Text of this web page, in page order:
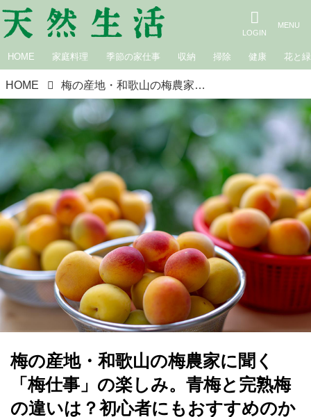
HOME 家庭料理 季節の家仕事 収納 掃除 健康 花と緑
HOME 梅の産地・和歌山の梅農家に聞く「梅仕事」の楽しみ。青梅と完熟梅の違いは？初心者にもおすすめのかんたん梅仕事／梅ボーイズ・山本将志郎さん
梅の産地・和歌山の梅農家に聞く
「梅仕事」の楽しみ。青梅と完熟梅
の違いは？初心者にもおすすめのか